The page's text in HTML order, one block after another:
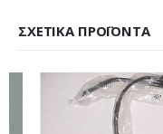
ΣΧΕΤΙΚΆ ΠΡΟΪΌΝΤΑ